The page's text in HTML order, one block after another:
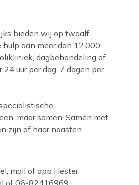
bieden wij op twaalf
hulp aan meer dan 12.000
dagbehandeling of
uur per dag, 7 dagen per
maar samen. Samen met
zijn of haar naasten.
mail of app Hester
of 06-82416969.